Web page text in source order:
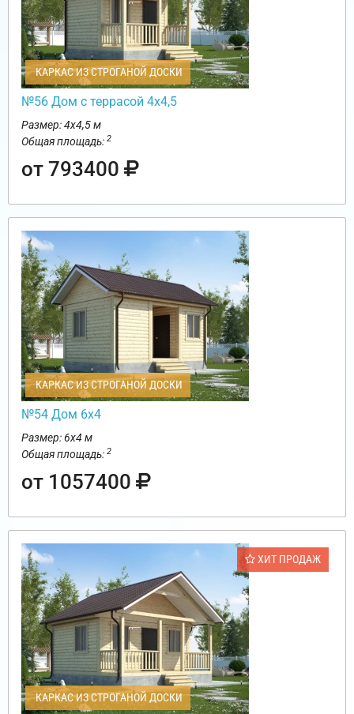
КАРКАС ИЗ СТРОГАНОЙ ДОСКИ
№56 Дом с террасой 4х4,5
Размер: 4х4,5 м
Общая площадь: 2
от 793400
КАРКАС ИЗ СТРОГАНОЙ ДОСКИ
№54 Дом 6х4
Размер: 6х4 м
Общая площадь: 2
от 1057400
ХИТ ПРОДАЖ
КАРКАС ИЗ СТРОГАНОЙ ДОСКИ